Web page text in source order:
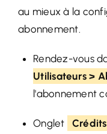
au mieux à la
abonnement.
Rendez-vous
Utilisateurs >
l'abonnement
Onglet Crédits